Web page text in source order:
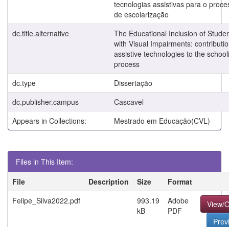
tecnologias assistivas para o
de escolarização
dc.title.alternative
The Educational Inclusion of
with Visual Impairments:
assistive technologies to the
process
dc.type
Dissertação
dc.publisher.campus
Cascavel
Appears in Collections:
Mestrado em Educação(CVL)
Files in This Item:
File
Description Size
Format
Felipe_Silva2022.pdf
993.19
kB
Adobe
PDF
View/